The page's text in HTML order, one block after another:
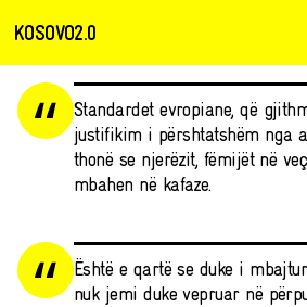
KOSOVO2.0
Standardet evropiane, që
justifikim i përshtatshëm nga
thonë se njerëzit, fëmijët në
mbahen në kafaze.
Është e qartë se duke i
nuk jemi duke vepruar në